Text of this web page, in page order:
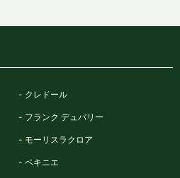
クレドール
フランク デュバリー
モーリスラクロア
ペキニエ